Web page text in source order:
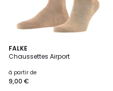
FALKE
Chaussettes Airport
Prix
à
à partir de
9,00 €
23
Couleurs